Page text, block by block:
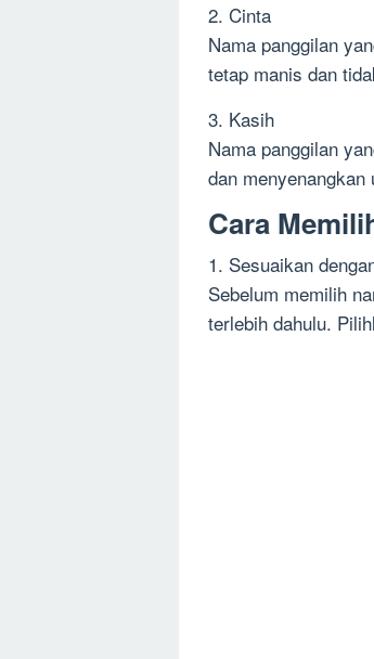
2. Cinta
Nama panggilan
tetap manis dan
3. Kasih
Nama panggilan
dan menyenangkan
Cara
1. Sesuaikan
Sebelum memilih
terlebih dahulu.